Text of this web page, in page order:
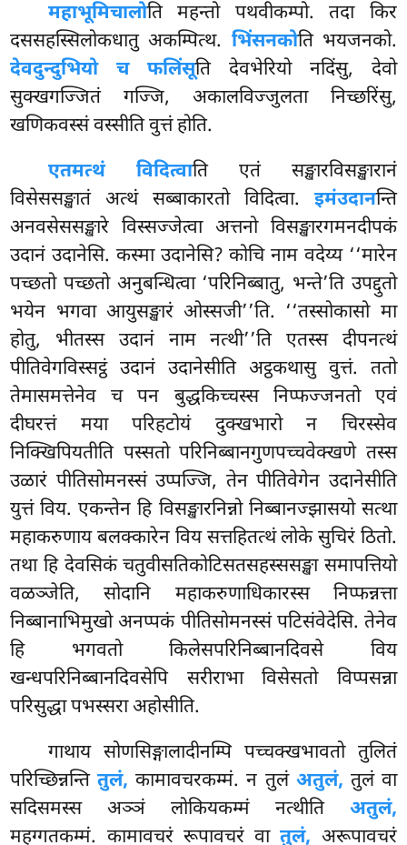
महाभूमिचालोति महन्तो पथवीकम्पो. तदा किर
दससहस्सिलोकधातु अकम्पित्थ. भिंसनकोति भयजनको.
देवदुन्दुभियो च फलिंसूति देवभेरियो नदिंसु, देवो
सुक्खगज्जितं गज्जि, अकालविज्जुलता निच्छरिंसु,
खणिकवस्सं वस्सीति वुत्तं होति.
एतमत्थं विदित्वाति एतं सङ्खारविसङ्खारानं
विसेससङ्खातं अत्थं सब्बाकारतो विदित्वा. इमंउदानन्ति
अनवसेससङ्खारे विस्सज्जेत्वा अत्तनो विसङ्खारगमनदीपकं
उदानं उदानेसि. कस्मा उदानेसि? कोचि नाम वदेय्य ‘‘मारेन
पच्छतो पच्छतो अनुबन्धित्वा ‘परिनिब्बातु, भन्ते’ति उपद्दुतो
भयेन भगवा आयुसङ्खारं ओस्सजी’’ति. ‘‘तस्सोकासो मा
होतु, भीतस्स उदानं नाम नत्थी’’ति एतस्स दीपनत्थं
पीतिवेगविस्सट्ठं उदानं उदानेसीति अट्ठकथासु वुत्तं. ततो
तेमासमत्तेनेव च पन बुद्धकिच्चस्स निप्फज्जनतो एवं
दीघरत्तं मया परिहटोयं दुक्खभारो न चिरस्सेव
निक्खिपियतीति पस्सतो परिनिब्बानगुणपच्चवेक्खणे तस्स
उळारं पीतिसोमनस्सं उप्पज्जि, तेन पीतिवेगेन उदानेसीति
युत्तं विय. एकन्तेन हि विसङ्खारनिन्नो निब्बानज्झासयो सत्था
महाकरुणाय बलक्कारेन विय सत्तहितत्थं लोके सुचिरं ठितो.
तथा हि देवसिकं चतुवीसतिकोटिसतसहस्ससङ्खा समापत्तियो
वळञ्जेति, सोदानि महाकरुणाधिकारस्स निप्फन्नत्ता
निब्बानाभिमुखो अनप्पकं पीतिसोमनस्सं पटिसंवेदेसि. तेनेव
हि भगवतो किलेसपरिनिब्बानदिवसे विय
खन्धपरिनिब्बानदिवसेपि सरीराभा विसेसतो विप्पसन्ना
परिसुद्धा पभस्सरा अहोसीति.
गाथाय सोणसिङ्गालादीनम्पि पच्चक्खभावतो तुलितं
परिच्छिन्नन्तितुलं, कामावचरकम्मं. न तुलं अतुलं, तुलं वा
सदिसमस्स अञ्ञं लोकियकम्मं नत्थीति अतुलं,
महग्गतकम्मं. कामावचरं रूपावचरं वातुलं, अरूपावचरं